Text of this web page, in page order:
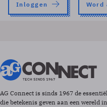
Inloggen Word
AG Connect is sinds 1967 de
die betekenis geven aan een wereld